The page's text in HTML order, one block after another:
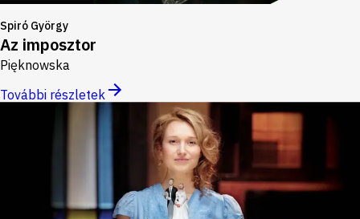
Spiró György
Az imposztor
Pięknowska
További részletek